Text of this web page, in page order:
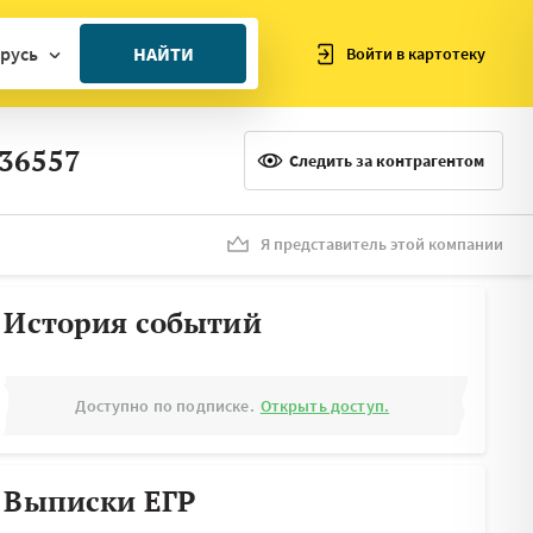
НАЙТИ Войти в картотеку
Следить за контрагентом
Я представитель этой компании
История событий
Доступно по подписке. Открыть доступ.
Выписки ЕГР